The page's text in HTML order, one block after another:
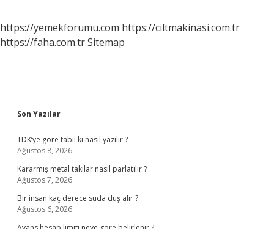
https://yemekforumu.com https://ciltmakinasi.com.tr
https://faha.com.trSitemap
Sidebar
Son Yazılar
TDK’ye göre tabii ki nasıl yazılır ?
Ağustos 8, 2026
Kararmış metal takılar nasıl parlatılır ?
Ağustos 7, 2026
Bir insan kaç derece suda duş alır ?
Ağustos 6, 2026